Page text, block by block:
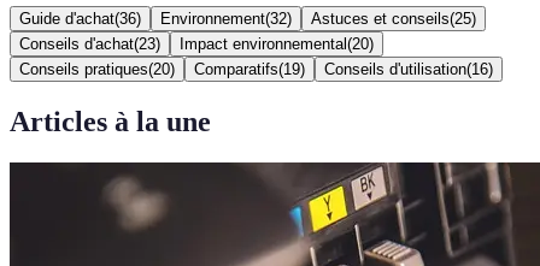
Guide d'achat(36) Environnement(32) Astuces et conseils(25)
Conseils d'achat(23) Impact environnemental (20)
Conseils pratiques(20) Comparatifs(19) Conseils d'utilisation(16)
Articles à la une